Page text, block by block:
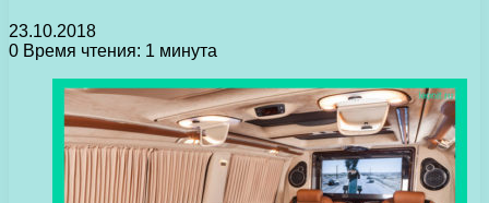
23.10.2018
0 Время чтения: 1 минута